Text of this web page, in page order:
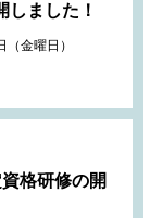
ました！
金曜日）
格研修の開